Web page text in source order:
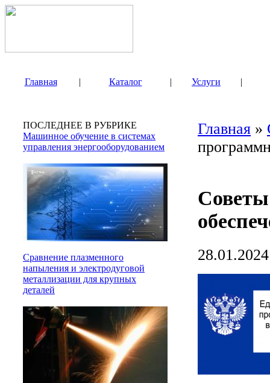
Главная | Каталог | Услуги |
ПОСЛЕДНЕЕ В РУБРИКЕ
Машинное обучение в системах
управления энергооборудованием
Сравнение плазменного
напыления и электродуговой
металлизации для крупных
деталей
Главная »
28.01.2024